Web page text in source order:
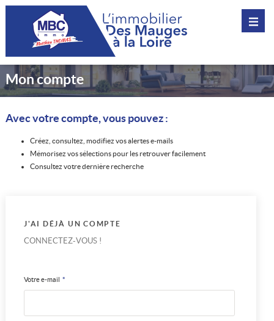
Mon compte
Avec votre compte, vous pouvez :
Créez, consultez, modifiez vos alertes e-mails
Mémorisez vos sélections pour les retrouver facilement
Consultez votre dernière recherche
J'AI DÉJÀ UN COMPTE
CONNECTEZ-VOUS !
Votre e-mail *